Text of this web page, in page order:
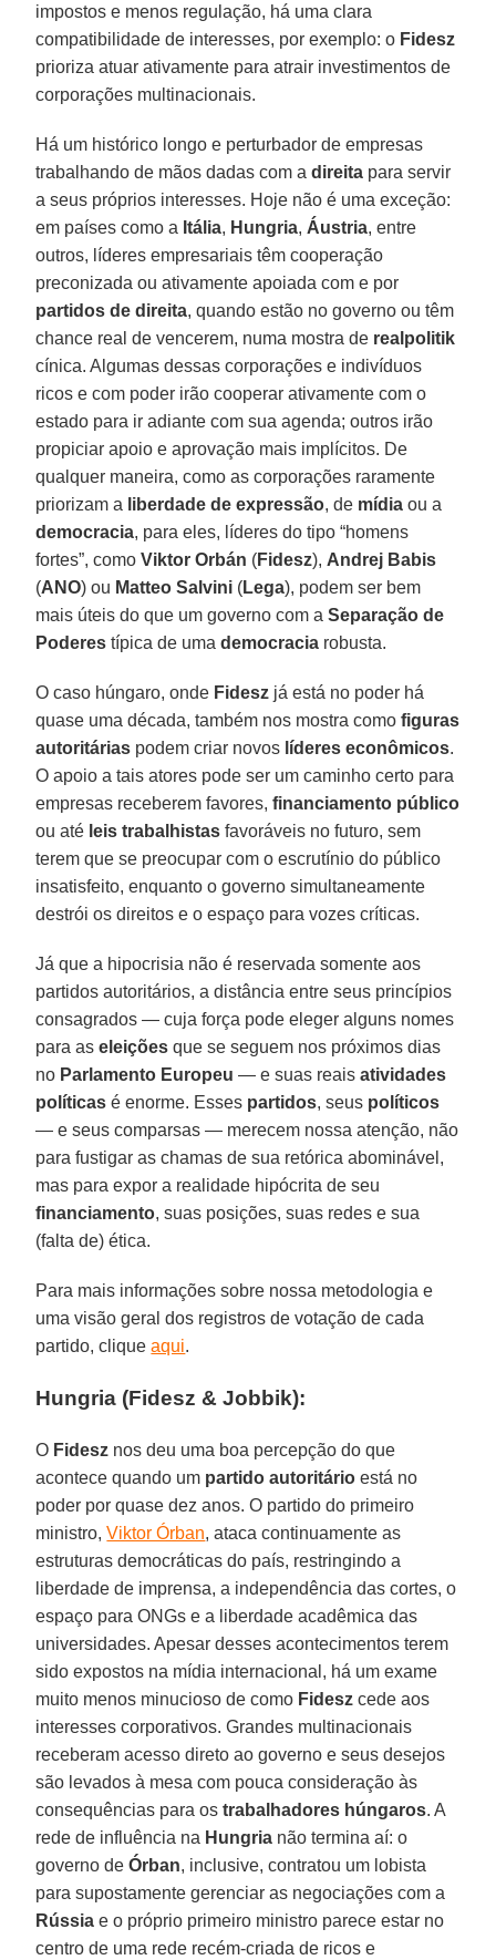
impostos e menos regulação, há uma clara
compatibilidade de interesses, por exemplo: o Fidesz
prioriza atuar ativamente para atrair investimentos de
corporações multinacionais.
Há um histórico longo e perturbador de empresas
trabalhando de mãos dadas com adireita para servir
a seus próprios interesses. Hoje não é uma exceção:
em países como a Itália, Hungria, Áustria, entre
outros, líderes empresariais têm cooperação
preconizada ou ativamente apoiada com e por
partidos de direita, quando estão no governo ou têm
chance real de vencerem, numa mostra de realpolitik
cínica. Algumas dessas corporações e indivíduos
ricos e com poder irão cooperar ativamente com o
estado para ir adiante com sua agenda; outros irão
propiciar apoio e aprovação mais implícitos. De
qualquer maneira, como as corporações raramente
priorizam a liberdade de expressão, de mídia ou a
democracia, para eles, líderes do tipo “homens
fortes”, comoViktor Orbán (Fidesz), Andrej Babis
(ANO) ou Matteo Salvini (Lega), podem ser bem
mais úteis do que um governo com aSeparação de
Poderes típica de umademocracia robusta.
O caso húngaro, onde Fidesz já está no poder há
quase uma década, também nos mostra comofiguras
autoritárias podem criar novos líderes econômicos.
O apoio a tais atores pode ser um caminho certo para
empresas receberem favores,financiamento público
ou até leis trabalhistas favoráveis no futuro, sem
terem que se preocupar com o escrutínio do público
insatisfeito, enquanto o governo simultaneamente
destrói os direitos e o espaço para vozes críticas.
Já que a hipocrisia não é reservada somente aos
partidos autoritários, a distância entre seus princípios
consagrados — cuja força pode eleger alguns nomes
para aseleições que se seguem nos próximos dias
no Parlamento Europeu — e suas reaisatividades
políticas é enorme. Esses partidos, seus políticos
— e seus comparsas — merecem nossa atenção, não
para fustigar as chamas de sua retórica abominável,
mas para expor a realidade hipócrita de seu
financiamento, suas posições, suas redes e sua
(falta de) ética.
Para mais informações sobre nossa metodologia e
uma visão geral dos registros de votação de cada
partido, cliqueaqui.
Hungria (Fidesz & Jobbik):
O Fidesz nos deu uma boa percepção do que
acontece quando um partido autoritário está no
poder por quase dez anos. O partido do primeiro
ministro,Viktor Órban, ataca continuamente as
estruturas democráticas do país, restringindo a
liberdade de imprensa, a independência das cortes, o
espaço para ONGs e a liberdade acadêmica das
universidades. Apesar desses acontecimentos terem
sido expostos na mídia internacional, há um exame
muito menos minucioso de como Fidesz cede aos
interesses corporativos. Grandes multinacionais
receberam acesso direto ao governo e seus desejos
são levados à mesa com pouca consideração às
consequências para ostrabalhadores húngaros. A
rede de influência na Hungria não termina aí: o
governo deÓrban, inclusive, contratou um lobista
para supostamente gerenciar as negociações com a
Rússia e o próprio primeiro ministro parece estar no
centro de uma rede recém-criada de ricos e